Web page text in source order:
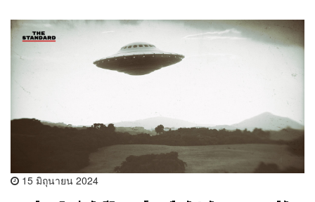
15 มิถุนายน 2024